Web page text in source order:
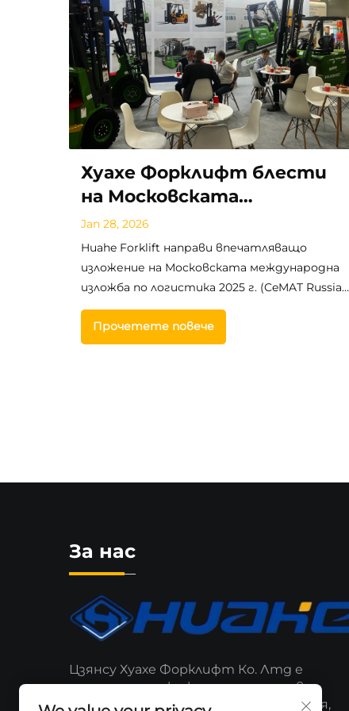
Хуахе Форклифт блести
на Московската
международна логистична
изложба през 2025 г.
Jan 28, 2026
Huahe Forklift направи впечатляващо
изложение на Московската международна
изложба по логистика 2025 г. (CeMAT Russia),
представяйки премиални глобални
решения за товарообработка с вилкови
товароподемници за индустриалната
Прочетете повече
За нас
Цзянсу Хуахе Форклифт Ко. Лтд е
призната марка, която разширява
присъствието си както на местния,